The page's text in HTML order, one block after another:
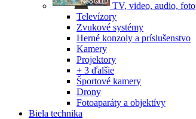
TV, video, audio, foto
Televízory
Zvukové systémy
Herné konzoly a príslušenstvo
Kamery
Projektory
+ 3 ďalšie
Športové kamery
Drony
Fotoaparáty a objektívy
Biela technika